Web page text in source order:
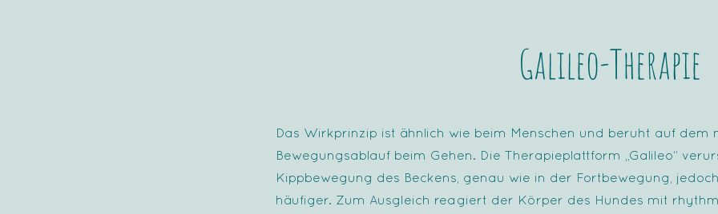
Galileo-Therapie
Das Wirkprinzip ist ähnlich wie beim Menschen und beruht auf dem
Bewegungsablauf beim Gehen. Die Therapieplattform „Galileo“
Kippbewegung des Beckens, genau wie in der Fortbewegung,
häufiger. Zum Ausgleich reagiert der Körper des Hundes mit